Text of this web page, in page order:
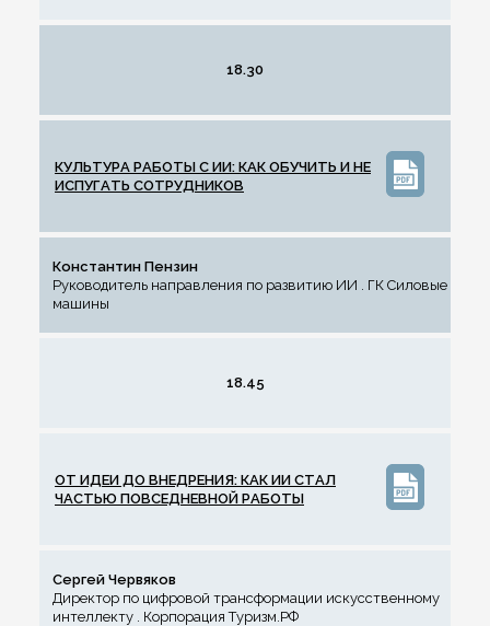
18.30
КУЛЬТУРА РАБОТЫ С ИИ: КАК ОБУЧИТЬ И НЕ
ИСПУГАТЬ СОТРУДНИКОВ
Константин Пензин
Руководитель направления по развитию ИИ . ГК Силовые
машины
18.45
ОТ ИДЕИ ДО ВНЕДРЕНИЯ: КАК ИИ СТАЛ
ЧАСТЬЮ ПОВСЕДНЕВНОЙ РАБОТЫ
Сергей Червяков
Директор по цифровой трансформации искусственному
интеллекту . Корпорация Туризм.РФ